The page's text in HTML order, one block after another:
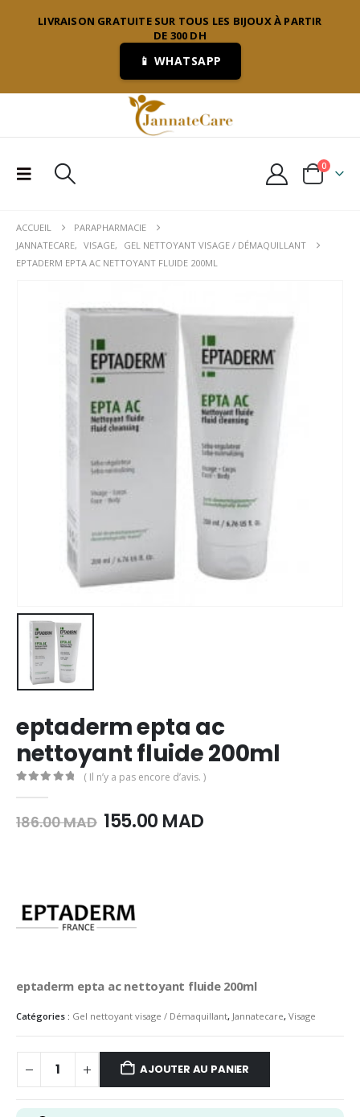
LIVRAISON GRATUITE SUR TOUS LES BIJOUX À PARTIR
DE 300 DH
📱 WHATSAPP
0
ACCUEIL
PARAPHARMACIE
JANNATECARE, VISAGE,
GEL NETTOYANT VISAGE / DÉMAQUILLANT
EPTADERM EPTA AC NETTOYANT FLUIDE 200ML
eptaderm epta ac
nettoyant fluide 200ml
( Il n’y a pas encore d’avis. )
186.00MAD Le
MAD.
155.00 MADLe
eptaderm epta ac nettoyant fluide 200ml
Catégories : Gel nettoyant visage / Démaquillant, Jannatecare, Visage
AJOUTER AU PANIER